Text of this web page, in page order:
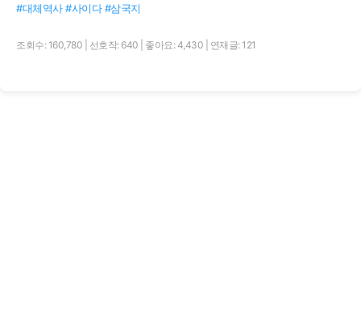
#대체역사 #사이다 #삼국지
조회수: 160,780 선호작: 640 좋아요: 4,430 연재글: 121